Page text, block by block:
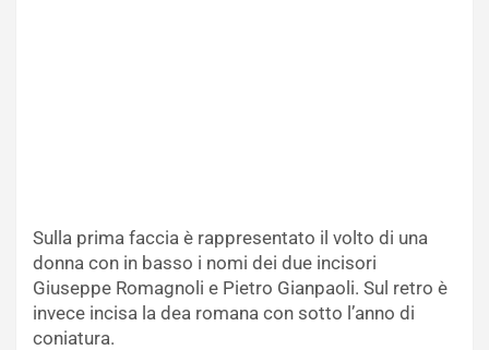
Sulla prima faccia è rappresentato il volto di una
donna con in basso i nomi dei due incisori
Giuseppe Romagnoli e Pietro Gianpaoli. Sul retro è
invece incisa la dea romana con sotto l’anno di
coniatura.